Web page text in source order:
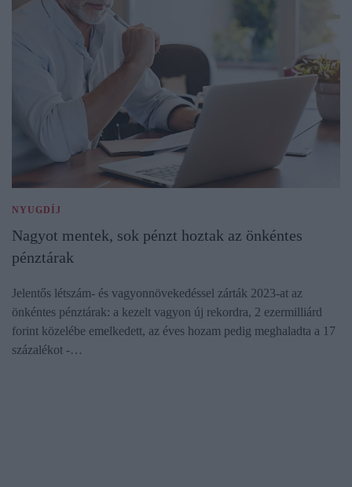
NYUGDÍJ
Nagyot mentek, sok pénzt hoztak az önkéntes
pénztárak
Jelentős létszám- és vagyonnövekedéssel zárták 2023-at az
önkéntes pénztárak: a kezelt vagyon új rekordra, 2 ezermilliárd
forint közelébe emelkedett, az éves hozam pedig meghaladta a 17
százalékot -…